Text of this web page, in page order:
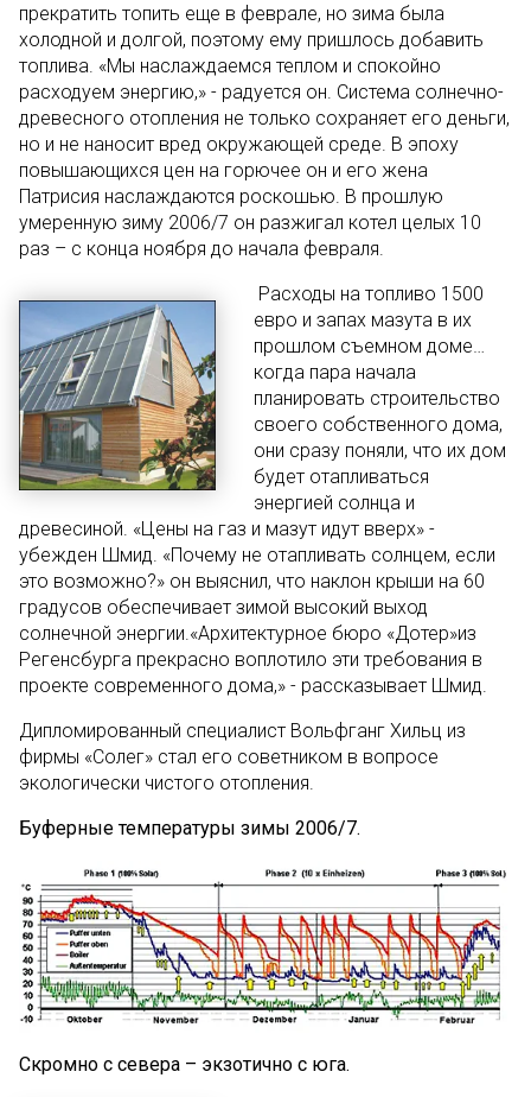
прекратить топить еще в феврале, но зима была
холодной и долгой, поэтому ему пришлось добавить
топлива. «Мы наслаждаемся теплом и спокойно
расходуем энергию,» - радуется он. Система солнечно-
древесного отопления не только сохраняет его деньги,
но и не наносит вред окружающей среде. В эпоху
повышающихся цен на горючее он и его жена
Патрисия наслаждаются роскошью. В прошлую
умеренную зиму 2006/7 он разжигал котел целых 10
раз – с конца ноября до начала февраля.
Расходы на топливо 1500
евро и запах мазута в их
прошлом съемном доме…
когда пара начала
планировать строительство
своего собственного дома,
они сразу поняли, что их дом
будет отапливаться
энергией солнца и
древесиной. «Цены на газ и мазут идут вверх» -
убежден Шмид. «Почему не отапливать солнцем, если
это возможно?» он выяснил, что наклон крыши на 60
градусов обеспечивает зимой высокий выход
солнечной энергии.«Архитектурное бюро «Дотер»из
Регенсбурга прекрасно воплотило эти требования в
проекте современного дома,» - рассказывает Шмид.
Дипломированный специалист Вольфганг Хильц из
фирмы «Солег» стал его советником в вопросе
экологически чистого отопления.
Буферные температуры зимы 2006/7.
Скромно с севера – экзотично с юга.